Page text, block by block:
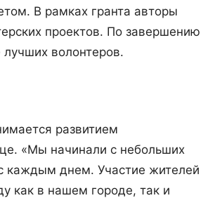
В рамках гранта авторы
проектов. По завершению
волонтеров.
развитием
«Мы начинали с небольших
каждым днем. Участие жителей
как в нашем городе, так и